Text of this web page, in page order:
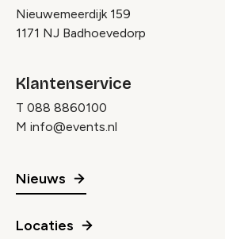
Nieuwemeerdijk 159
1171 NJ Badhoevedorp
Klantenservice
T 088 8860100
M info@events.nl
Nieuws
Locaties